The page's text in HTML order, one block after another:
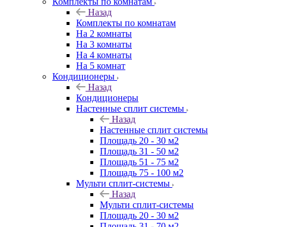
Назад
Комплекты по комнатам
На 2 комнаты
На 3 комнаты
На 4 комнаты
На 5 комнат
Кондиционеры
Назад
Кондиционеры
Настенные сплит системы
Назад
Настенные сплит системы
Площадь 20 - 30 м2
Площадь 31 - 50 м2
Площадь 51 - 75 м2
Площадь 75 - 100 м2
Мульти сплит-системы
Назад
Мульти сплит-системы
Площадь 20 - 30 м2